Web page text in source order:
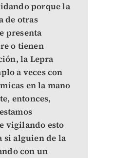
porque la
de otras
presenta
o tienen
la Lepra
a veces con
en la mano
entonces,
vigilando esto
si alguien de la
con un